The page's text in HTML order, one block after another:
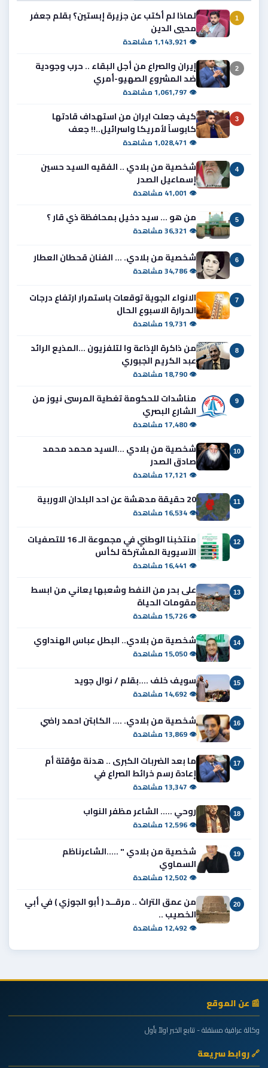
1
لماذا لم أكتب عن جزيرة إبستين؟ بقلم جعفر
محيي الدين
👁 1,143,921 مشاهدة
2
إيران والصراع من أجل البقاء .. حرب وجودية
ضد المشروع الصهيو-أمري
👁 1,061,797 مشاهدة
3
كيف جعلت ايران من استهداف قادتها
كابوساً لأمريكا واسرائيل..!! جعف
👁 1,028,471 مشاهدة
4
شخصية من بلادي .. الفقيه السيد حسين
إسماعيل الصدر
👁 41,001 مشاهدة
5 من هو ... سيد دخيل بمحافظة ذي قار ؟
👁 36,321 مشاهدة
6 شخصية من بلادي. ... الفنان قحطان العطار
👁 34,786 مشاهدة
7
الانواء الجوية توقعات باستمرار ارتفاع درجات
الحرارة الاسبوع الحال
👁 19,731 مشاهدة
8
من ذاكرة الإذاعة وا لتلفزيون ...المذيع الرائد
عبد الكريم الجبوري
👁 18,790 مشاهدة
9
مناشدات للحكومة تغطية المرسى نيوز من
الشارع البصري
👁 17,480 مشاهدة
10
شخصية من بلادي ...السيد محمد محمد
صادق الصدر
👁 17,121 مشاهدة
11 20 حقيقة مدهشة عن احد البلدان الاوربية
👁 16,534 مشاهدة
12
منتخبنا الوطني في مجموعة الـ 16 للتصفيات
الآسيوية المشتركة لكأس
👁 16,441 مشاهدة
13
على بحر من النفط وشعبها يعاني من ابسط
مقومات الحياة
👁 15,726 مشاهدة
14 شخصية من بلادي.. البطل عباس الهنداوي
👁 15,050 مشاهدة
15 سويف خلف ....بقلم / نوال جويد
👁 14,692 مشاهدة
16 شخصية من بلادي. .... الكابتن احمد راضي
👁 13,869 مشاهدة
17
ما بعد الضربات الكبرى .. هدنة مؤقتة أم
إعادة رسم خرائط الصراع في
👁 13,347 مشاهدة
18 روحي ..... الشاعر مظفر النواب
👁 12,596 مشاهدة
19
شخصية من بلادي " .....الشاعرناظم
السماوي
👁 12,502 مشاهدة
20
من عمق التراث .. مرقــد ( أبو الجوزي ) في أبي
الخصيب ..
👁 12,492 مشاهدة
📰 عن الموقع
وكالة عراقية مستقلة - تتابع الخبر اولاً بأول
🔗 روابط سريعة